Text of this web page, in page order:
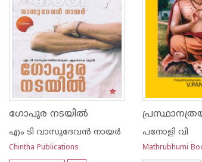
ഗോപുര നടയില്‍
എം ടി വാസുദേവന്‍ നായര്‍
Chintha Publications
പനോളി വി
Mathrubhumi